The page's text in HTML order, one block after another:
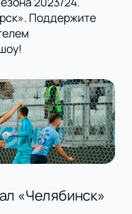
Поддержите
«Челябинск»